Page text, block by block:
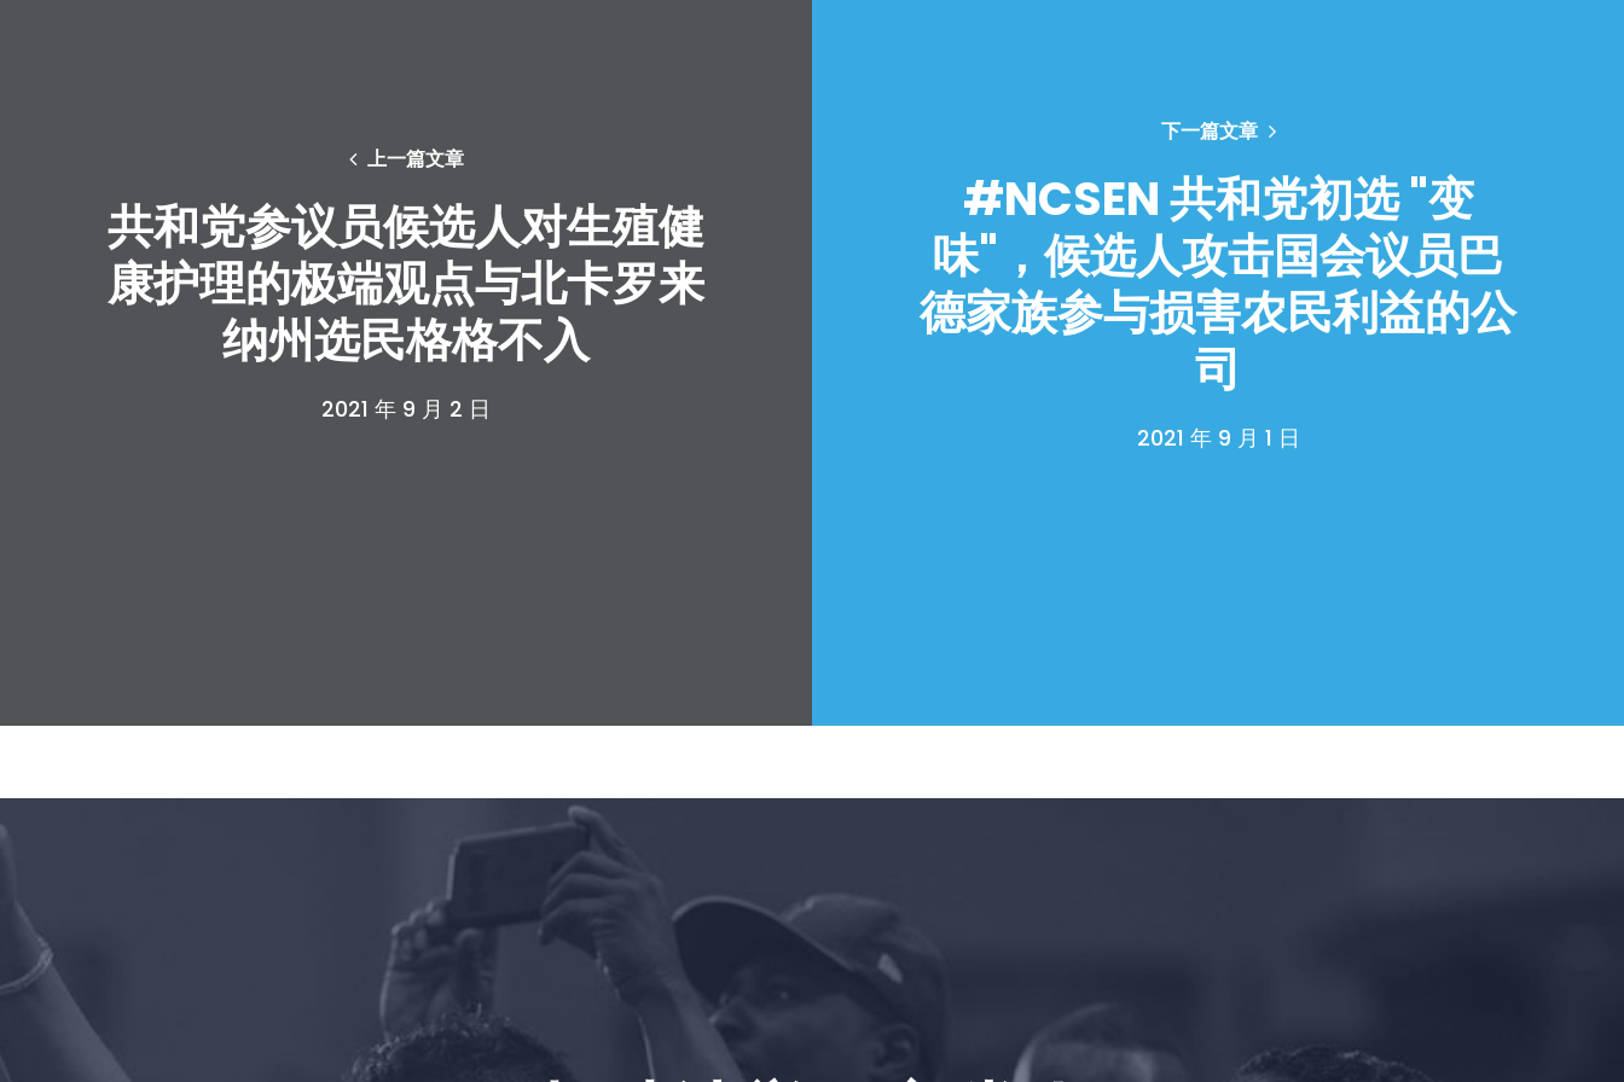
上一篇文章
共和党参议员候选人对生殖健
康护理的极端观点与北卡罗来
纳州选民格格不入
2021 年 9 月 2 日
下一篇文章
#NCSEN 共和党初选 "变
味"，候选人攻击国会议员巴
德家族参与损害农民利益的公
司
2021 年 9 月 1 日